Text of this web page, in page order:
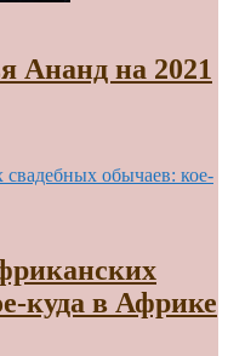
Ананд на 2021
куда в Африке